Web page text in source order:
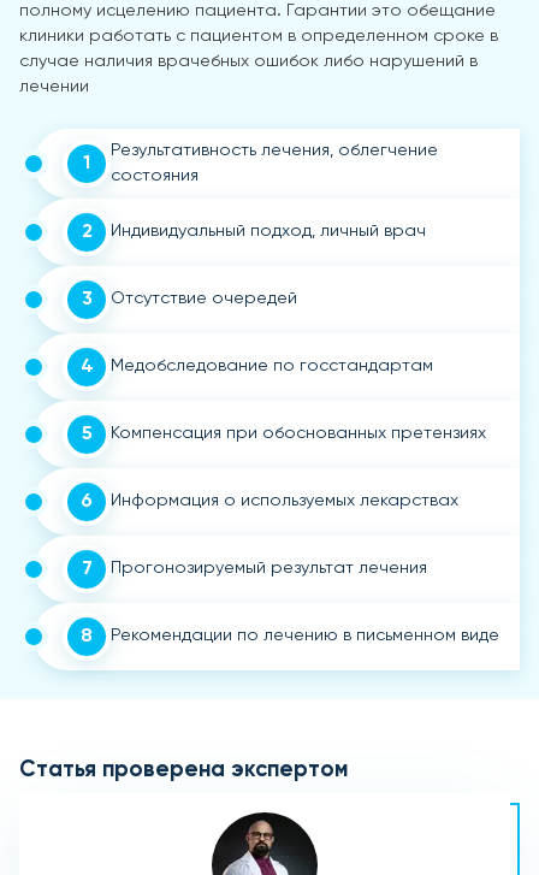
полному исцелению пациента. Гарантии это обещание
клиники работать с пациентом в определенном сроке в
случае наличия врачебных ошибок либо нарушений в
лечении
1
Результативность лечения, облегчение
состояния
2 Индивидуальный подход, личный врач
3 Отсутствие очередей
4 Медобследование по госстандартам
5 Компенсация при обоснованных претензиях
6 Информация о используемых лекарствах
7 Прогонозируемый результат лечения
8 Рекомендации по лечению в письменном виде
Статья проверена экспертом